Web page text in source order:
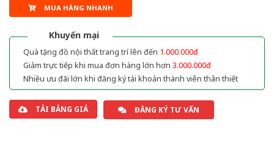
MUA HÀNG NHANH
Khuyến mại
Quà tặng đồ nội thất trang trí lên đến 1.000.000đ
Giảm trực tiếp khi mua đơn hàng lớn hơn 3.000.000đ
Nhiều ưu đãi lớn khi đăng ký tài khoản thành viên thân thiết
TẢI BẢNG GIÁ ĐĂNG KÝ TƯ VẤN